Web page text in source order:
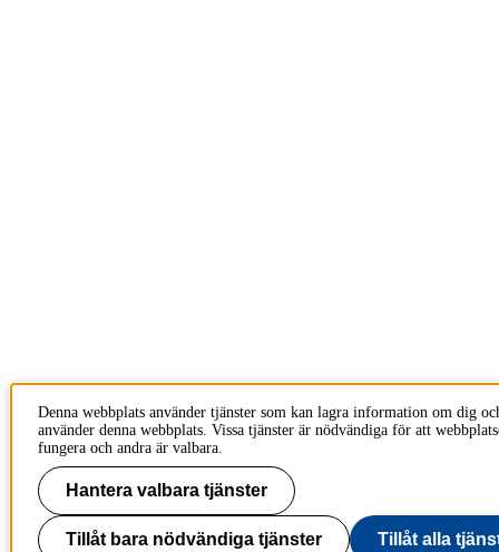
Denna webbplats använder tjänster som kan lagra information om dig
använder denna webbplats. Vissa tjänster är nödvändiga för att
fungera och andra är valbara.
Hantera valbara tjänster
Tillåt bara nödvändiga tjänster Tillåt alla